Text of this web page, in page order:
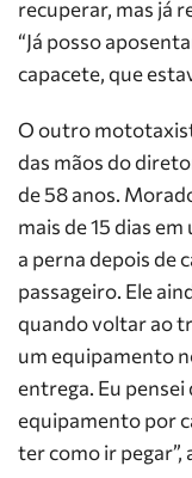
recuperar, mas já
“Já posso
capacete, que
O outro
das mãos do
de 58 anos.
mais de 15 dias
a perna depois de
passageiro. Ele
quando voltar ao
um equipamento
entrega. Eu pensei
equipamento por
ter como ir pegar”,